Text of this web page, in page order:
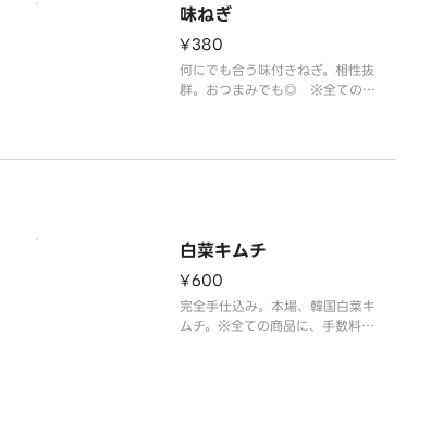
味ねぎ
¥380
何にでも合う味付きねぎ。相性抜
群。おつまみでも◎ ※全ての商
白菜キムチ
¥600
完全手仕込み。本場、韓国白菜キ
ムチ。※全ての商品に、手数料が